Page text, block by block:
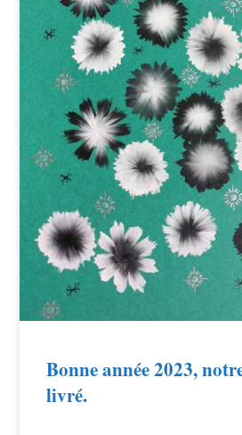
Bonne année 2023,
livré.